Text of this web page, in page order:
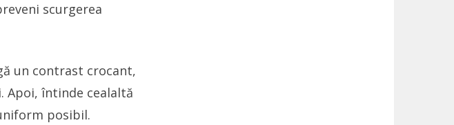
scurgerea
un contrast crocant,
Apoi, întinde cealaltă
posibil.